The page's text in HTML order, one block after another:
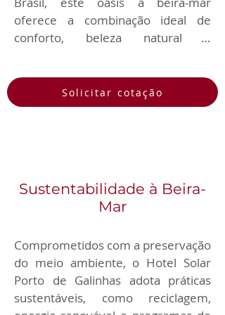
oferece a combinação ideal de
conforto, beleza natural e
cristalinas e uma variedade de
opções de lazer, nossa equipe
beira da piscina e explore as
maravilhas de Porto de Galinhas.
paraíso no Hotel Solar Porto de
Galinhas."
Solicitar cotação
Sustentabilidade à Beira-
Mar
Comprometidos com a preservação
do meio ambiente, o Hotel Solar
Porto de Galinhas adota práticas
sustentáveis, como reciclagem,